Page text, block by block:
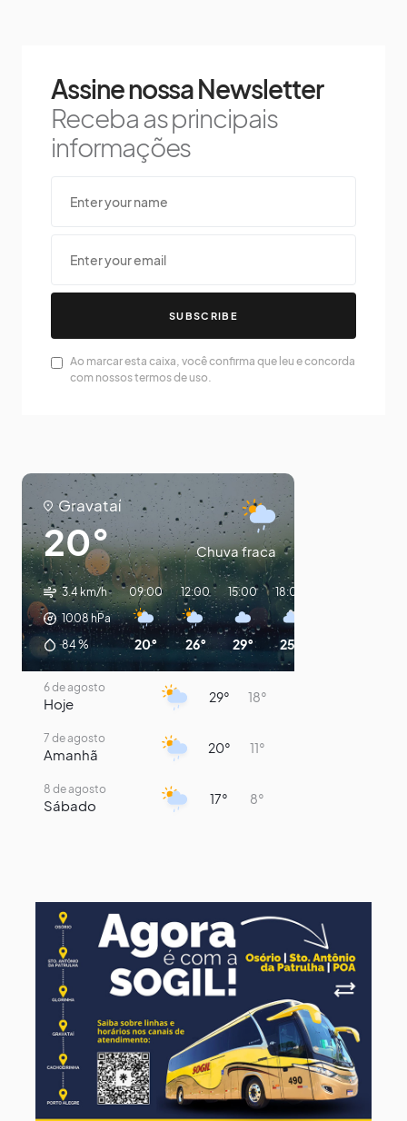
Assine nossa Newsletter
Receba as principais
informações
SUBSCRIBE
Ao marcar esta caixa, você confirma que leu e concorda
com nossos termos de uso.
Gravataí
20° Chuva fraca
3.4 km/h
1008 hPa
84 %
09:00
20°
12:00
26°
15:00
29°
18:00
25°
6 de agosto
Hoje 29° 18°
7 de agosto
Amanhã 20° 11°
8 de agosto
Sábado 17° 8°
Segunda-Feira 13° 8°
11 de agosto
Terça-Feira 15° 8°
12 de agosto
Quarta-Feira 15° 8°